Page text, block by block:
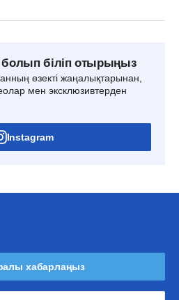
болып біліп отырыңыз
өзекті жаңалықтарынан,
мен эксклюзивтерден
Instagram
хабарлаңыз